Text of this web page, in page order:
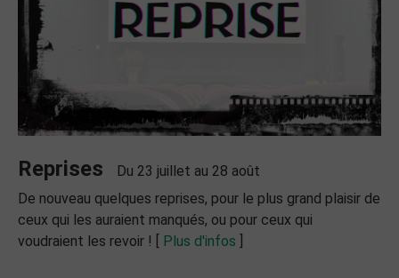
Reprises
Du 23 juillet au 28 août
De nouveau quelques reprises, pour le plus grand plaisir de
ceux qui les auraient manqués, ou pour ceux qui
voudraient les revoir ! [ Plus d'infos